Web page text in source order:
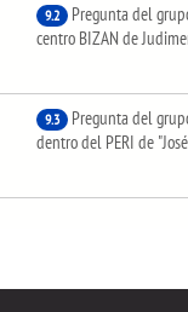
9.2
Pregunta del
centro BIZAN de
9.3
Pregunta del
dentro del PERI de